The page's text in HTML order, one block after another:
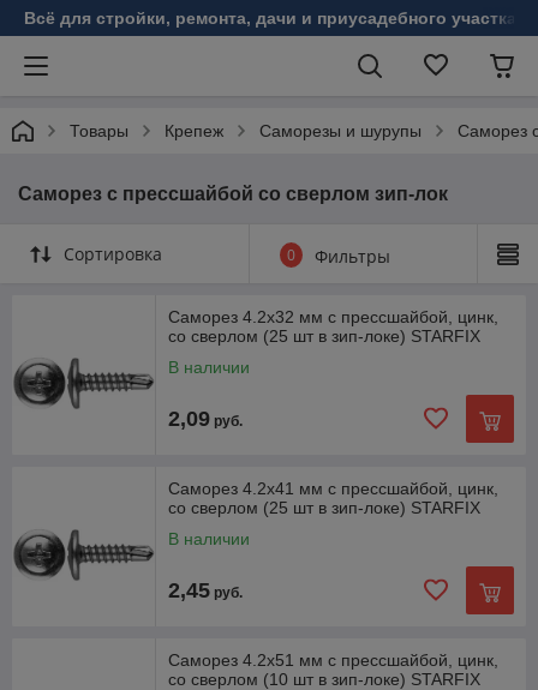
Всё для стройки, ремонта, дачи и приусадебного участка!
Товары Крепеж Саморезы и шурупы Саморез
Саморез с прессшайбой со сверлом зип-лок
Сортировка 0 Фильтры
Саморез 4.2х32 мм с прессшайбой, цинк,
со сверлом (25 шт в зип-локе) STARFIX
В наличии
2,09 руб.
Саморез 4.2х41 мм с прессшайбой, цинк,
со сверлом (25 шт в зип-локе) STARFIX
В наличии
2,45 руб.
Саморез 4.2х51 мм с прессшайбой, цинк,
со сверлом (10 шт в зип-локе) STARFIX